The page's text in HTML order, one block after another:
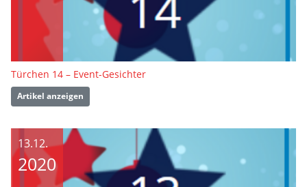
Türchen 14 – Event-Gesichter
Artikel anzeigen
13.12.
2020